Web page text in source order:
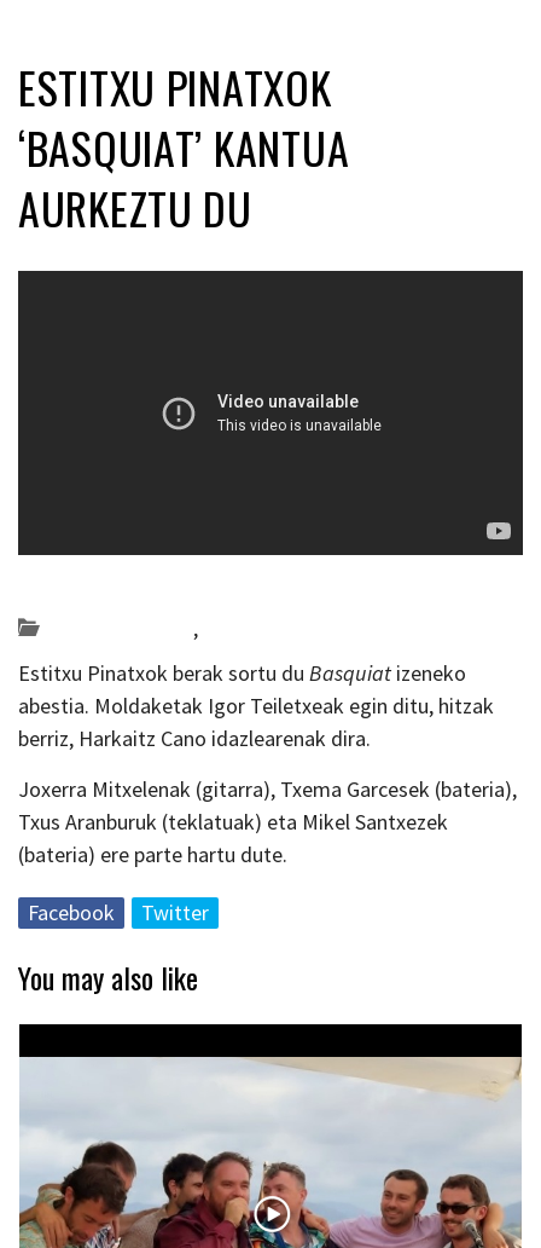
ESTITXU PINATXOK
‘BASQUIAT’ KANTUA
AURKEZTU DU
,
Estitxu Pinatxok berak sortu du Basquiat izeneko
abestia. Moldaketak Igor Teiletxeak egin ditu, hitzak
berriz, Harkaitz Cano idazlearenak dira.
Joxerra Mitxelenak (gitarra), Txema Garcesek (bateria),
Txus Aranburuk (teklatuak) eta Mikel Santxezek
(bateria) ere parte hartu dute.
Facebook Twitter
You may also like